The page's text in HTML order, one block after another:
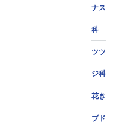
ナス
科
ツツ
ジ科
花き
ブド